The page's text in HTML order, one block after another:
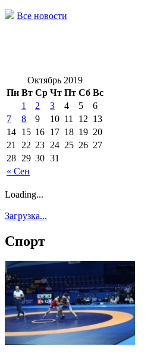
Все новости
Октябрь 2019
Пн Вт Ср Чт Пт Сб Вс
« Сен
1 2 3 4 5
6
7
8 9 10 11 12 13
14 15 16 17 18 19 20
21
22 23 24 25 26 27
28 29 30 31
Loading...
Загрузка...
Спорт